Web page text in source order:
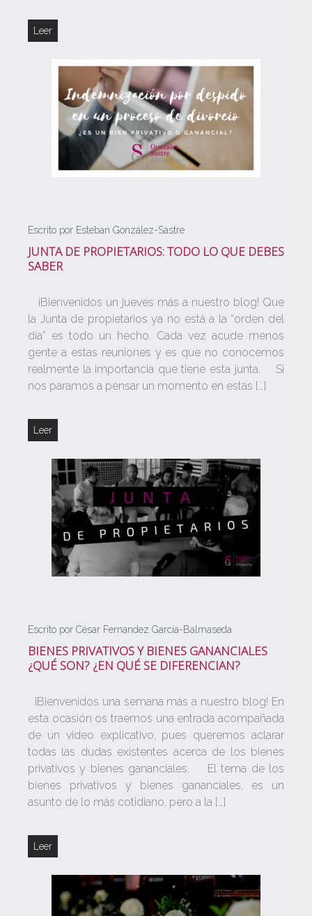
Leer
Escrito por Esteban González-Sastre
JUNTA DE PROPIETARIOS: TODO LO QUE DEBES
SABER
¡Bienvenidos un jueves más a nuestro blog! Que
la Junta de propietarios ya no está a la “orden del
día” es todo un hecho. Cada vez acude menos
gente a estas reuniones y es que no conocemos
realmente la importancia que tiene esta junta. Si
nos paramos a pensar un momento en estas […]
Leer
Escrito por César Fernandez García-Balmaseda
BIENES PRIVATIVOS Y BIENES GANANCIALES
¿QUÉ SON? ¿EN QUÉ SE DIFERENCIAN?
¡Bienvenidos una semana más a nuestro blog! En
esta ocasión os traemos una entrada acompañada
de un video explicativo, pues queremos aclarar
todas las dudas existentes acerca de los bienes
privativos y bienes gananciales. El tema de los
bienes privativos y bienes gananciales, es un
asunto de lo más cotidiano, pero a la […]
Leer